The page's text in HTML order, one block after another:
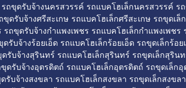
ถขุดรับจ้างนครสวรรค์ รถแบคโฮเล็กนครสวรรค์
ขุดรับจ้างศรีสะเกษ รถแบคโฮเล็กศรีสะเกษ รถขุดเ
รถขุดรับจ้างกำแพงเพชร รถแบคโฮเล็กกำแพงเพช
ดรับจ้างร้อยเอ็ด รถแบคโฮเล็กร้อยเอ็ด รถขุดเล็กร้อ
รับจ้างสุรินทร์ รถแบคโฮเล็กสุรินทร์ รถขุดเล็กสุริ
ดรับจ้างอุตรดิตถ์ รถแบคโฮเล็กอุตรดิตถ์ รถขุดเล็ก
รับจ้างสงขลา รถแบคโฮเล็กสงขลา รถขุดเล็กสงข